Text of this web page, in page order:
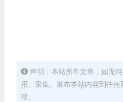
声明：本站所有文章，如无
用、采集、发布本站内容到任
理。